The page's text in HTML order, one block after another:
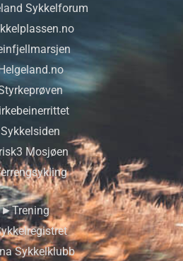
Sykkelforum
Mosjøen
►Trening
Sykkelklubb